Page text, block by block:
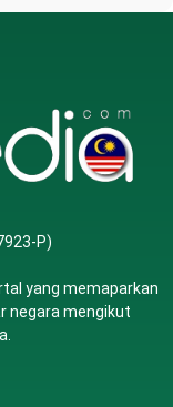
P)
yang memaparkan
negara mengikut